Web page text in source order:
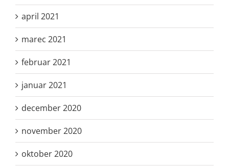
april 2021
marec 2021
februar 2021
januar 2021
december 2020
november 2020
oktober 2020